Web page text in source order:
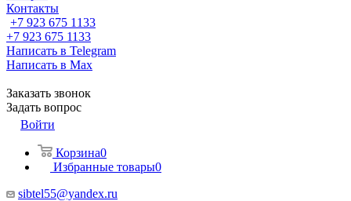
Контакты
+7 923 675 1133
+7 923 675 1133
Написать в Telegram
Написать в Max
Заказать звонок
Задать вопрос
Войти
Корзина0
Избранные товары0
sibtel55@yandex.ru